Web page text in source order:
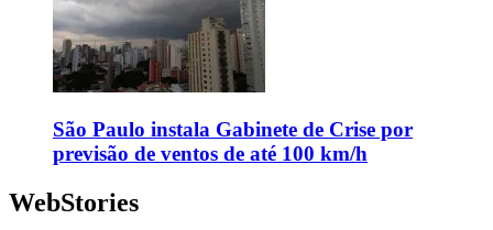
São Paulo instala Gabinete de Crise por
previsão de ventos de até 100 km/h
WebStories